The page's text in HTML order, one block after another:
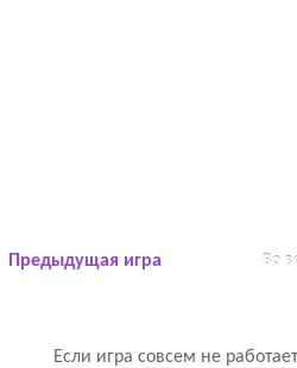
Предыдущая игра Во
Если игра совсем не